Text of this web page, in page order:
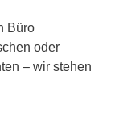
Büro
oder
– wir stehen